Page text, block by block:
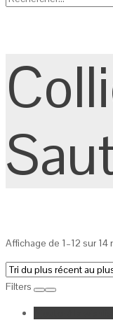
Affichage de 1–12 sur 14
Filters